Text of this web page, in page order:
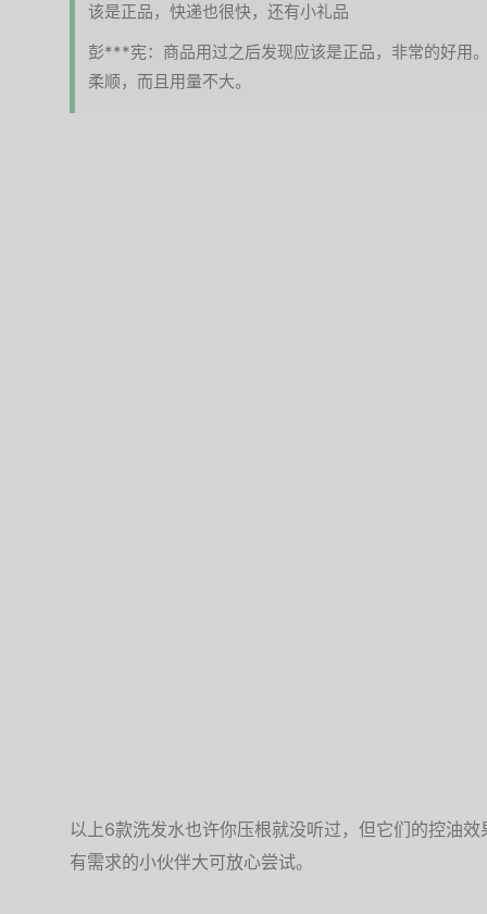
该是正品，快递也很快，还有小礼品
彭***宪：商品用过之后发现应该是正品，非常的好用
柔顺，而且用量不大。
以上6款洗发水也许你压根就没听过，但它们的控油
有需求的小伙伴大可放心尝试。